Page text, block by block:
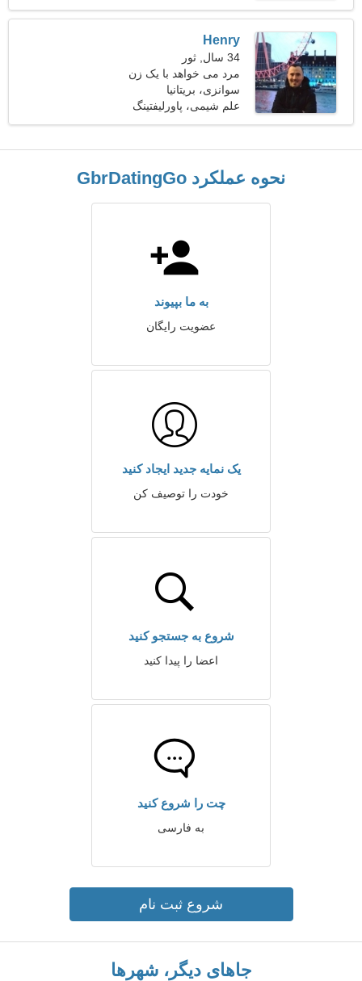
Henry
34 سال, ثور
مرد می خواهد با یک زن
ملاقات کند 23-30
سوانزی، بریتانیا
علم شیمی، پاورلیفتینگ
نحوه عملکرد GbrDatingGo
به ما بپیوند
عضویت رایگان
یک نمایه جدید ایجاد کنید
خودت را توصیف کن
شروع به جستجو کنید
اعضا را پیدا کنید
چت را شروع کنید
به فارسی
شروع ثبت نام
جاهای دیگر، شهرها